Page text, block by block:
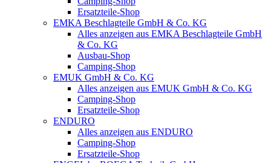
Ersatzteile-Shop
EMKA Beschlagteile GmbH & Co. KG
Alles anzeigen aus EMKA Beschlagteile GmbH
& Co. KG
Ausbau-Shop
Camping-Shop
EMUK GmbH & Co. KG
Alles anzeigen aus EMUK GmbH & Co. KG
Camping-Shop
Ersatzteile-Shop
ENDURO
Alles anzeigen aus ENDURO
Camping-Shop
Ersatzteile-Shop